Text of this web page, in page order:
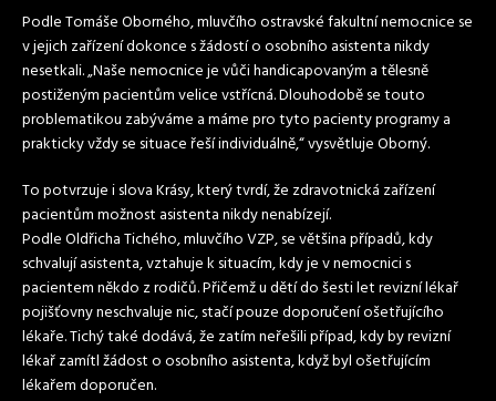
Podle Tomáše Oborného, mluvčího ostravské fakultní nemocnice se
v jejich zařízení dokonce s žádostí o osobního asistenta nikdy
nesetkali. „Naše nemocnice je vůči handicapovaným a tělesně
postiženým pacientům velice vstřícná. Dlouhodobě se touto
problematikou zabýváme a máme pro tyto pacienty programy a
prakticky vždy se situace řeší individuálně,“ vysvětluje Oborný.
To potvrzuje i slova Krásy, který tvrdí, že zdravotnická zařízení
pacientům možnost asistenta nikdy nenabízejí.
Podle Oldřicha Tichého, mluvčího VZP, se většina případů, kdy
schvalují asistenta, vztahuje k situacím, kdy je v nemocnici s
pacientem někdo z rodičů. Přičemž u dětí do šesti let revizní lékař
pojišťovny neschvaluje nic, stačí pouze doporučení ošetřujícího
lékaře. Tichý také dodává, že zatím neřešili případ, kdy by revizní
lékař zamítl žádost o osobního asistenta, když byl ošetřujícím
lékařem doporučen.